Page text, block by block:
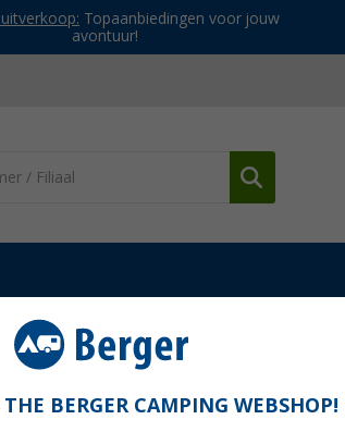
Topaanbiedingen voor jouw
avontuur!
voor Omnistor 6300 (LH+RH)
BERGER CAMPING WEBSHOP!